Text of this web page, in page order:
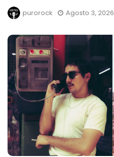
purorock Agosto 3, 2026